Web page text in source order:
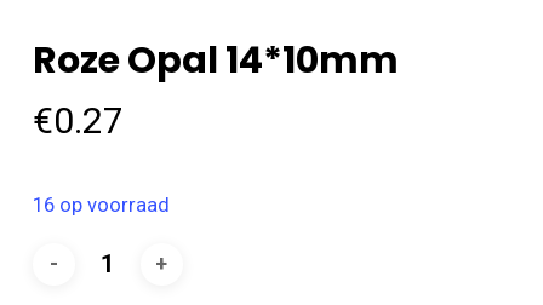
Roze Opal 14*10mm
€0.27
16 op voorraad